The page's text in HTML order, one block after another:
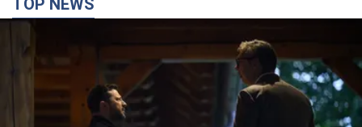
Зеленський вперше прибув до Сербії:
планується зустріч із Вучичем і не лише. Відео
Це перший візит глави держави до Бєлграда
2 години тому 71,9 т.